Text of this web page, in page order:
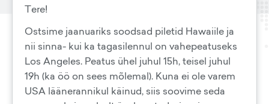
Tere!
Ostsime jaanuariks soodsad piletid Hawaiile ja
nii sinna- kui ka tagasilennul on vahepeatuseks
Los Angeles. Peatus ühel juhul 15h, teisel juhul
19h (ka öö on sees mõlemal). Kuna ei ole varem
USA läänerannikul käinud, siis soovime seda